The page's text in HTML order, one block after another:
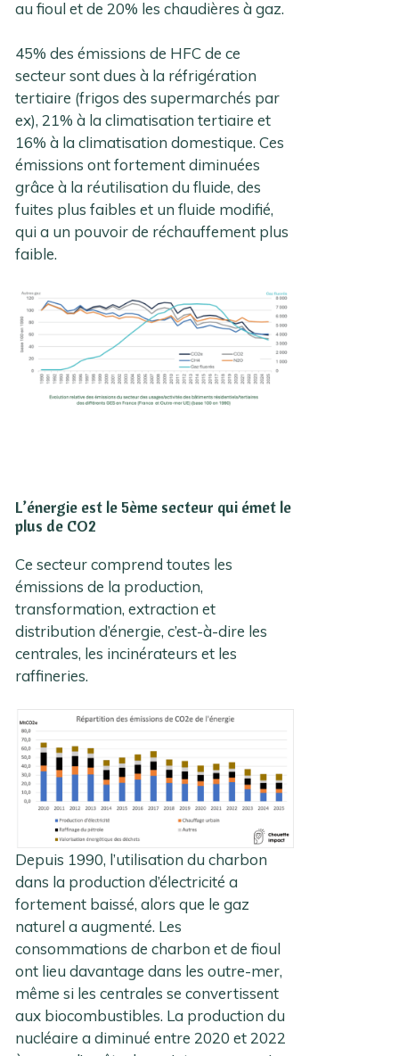
au fioul et de 20% les chaudières à gaz.
45% des émissions de HFC de ce
secteur sont dues à la réfrigération
tertiaire (frigos des supermarchés par
ex), 21% à la climatisation tertiaire et
16% à la climatisation domestique. Ces
émissions ont fortement diminuées
grâce à la réutilisation du fluide, des
fuites plus faibles et un fluide modifié,
qui a un pouvoir de réchauffement plus
faible.
L’énergie est le 5ème secteur qui émet le
plus de CO2
Ce secteur comprend toutes les
émissions de la production,
transformation, extraction et
distribution d’énergie, c’est-à-dire les
centrales, les incinérateurs et les
raffineries.
Depuis 1990, l’utilisation du charbon
dans la production d’électricité a
fortement baissé, alors que le gaz
naturel a augmenté. Les
consommations de charbon et de fioul
ont lieu davantage dans les outre-mer,
même si les centrales se convertissent
aux biocombustibles. La production du
nucléaire a diminué entre 2020 et 2022